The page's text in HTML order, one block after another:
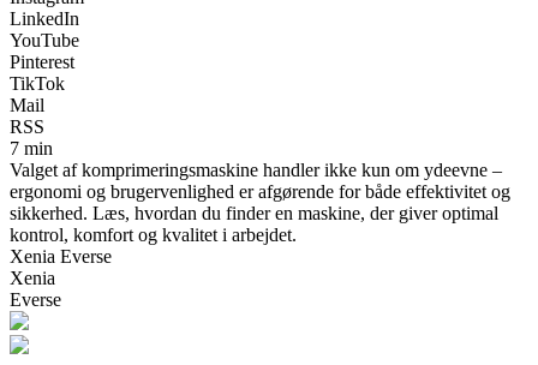
LinkedIn
YouTube
Pinterest
TikTok
Mail
RSS
7 min
Valget af komprimeringsmaskine handler ikke kun om ydeevne –
ergonomi og brugervenlighed er afgørende for både effektivitet og
sikkerhed. Læs, hvordan du finder en maskine, der giver optimal
kontrol, komfort og kvalitet i arbejdet.
Xenia Everse
Xenia
Everse